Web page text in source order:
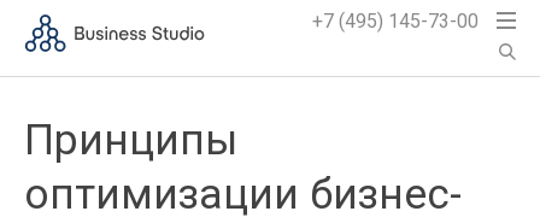
+7 (495) 145-73-00
Принципы
оптимизации бизнес-